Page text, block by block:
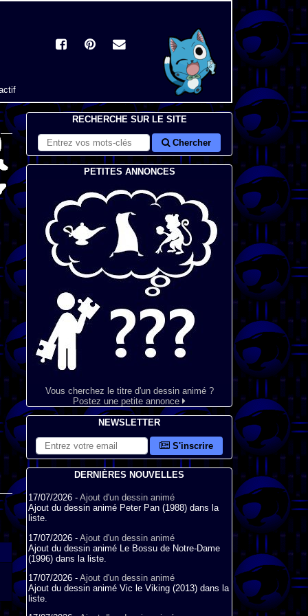
RECHERCHE SUR LE SITE
Chercher
PETITES ANNONCES
Vous cherchez le titre d'un dessin animé ?
Postez une petite annonce
NEWSLETTER
S'inscrire
DERNIÈRES NOUVELLES
17/07/2026 - Ajout d'un dessin animé
Ajout du dessin animé Peter Pan (1988) dans la
liste.
17/07/2026 - Ajout d'un dessin animé
Ajout du dessin animé Le Bossu de Notre-Dame
(1996) dans la liste.
17/07/2026 - Ajout d'un dessin animé
Ajout du dessin animé Vic le Viking (2013) dans la
liste.